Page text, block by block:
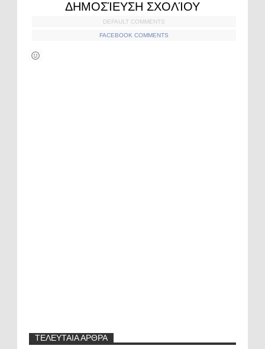
ΔΗΜΟΣΊΕΥΣΗ ΣΧΟΛΊΟΥ
DEFAULT COMMENTS
FACEBOOK COMMENTS
ΤΕΛΕΥΤΑΙΑ ΑΡΘΡΑ